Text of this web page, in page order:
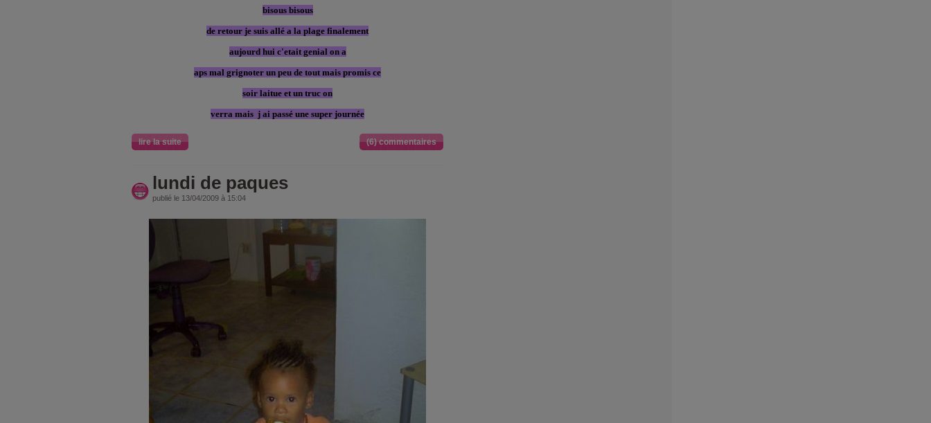
bisous bisous
de retour je suis allé a la plage finalement
aujourd hui c'etait genial on a
aps mal grignoter un peu de tout mais promis ce
soir laitue et un truc on
verra mais j ai passé une super journée
lire la suite (6) commentaires
lundi de paques
publié le 13/04/2009 à 15:04